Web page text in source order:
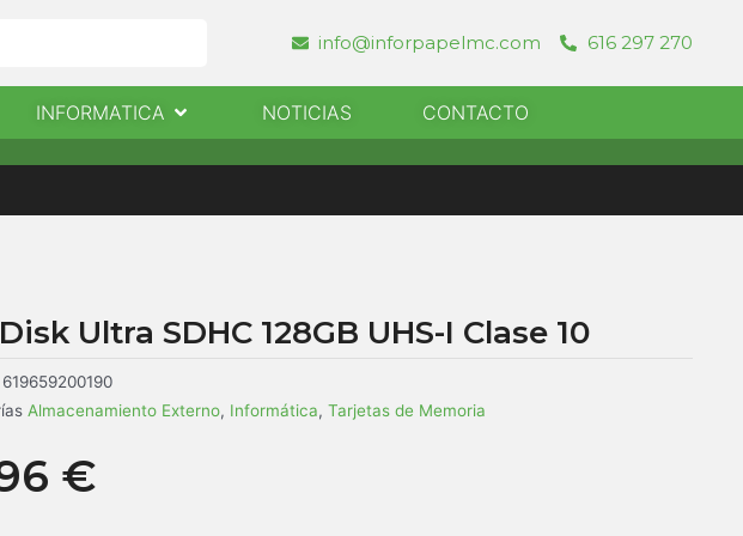
info@inforpapelmc.com 616 297 270
CONTACTO
INFORMATICA Abrir InformaticaNOTICIAS CONTACTO
Ultra SDHC 128GB UHS-I Clase 10
619659200190
Almacenamiento Externo, Informática, Tarjetas de Memoria
€